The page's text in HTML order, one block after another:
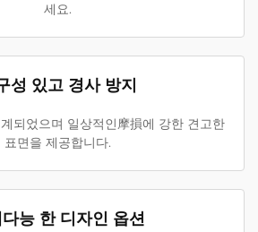
세요.
성 있고 경사 방지
되었으며 일상적인摩損에 강한 견고한
표면을 제공합니다.
능 한 디자인 옵션